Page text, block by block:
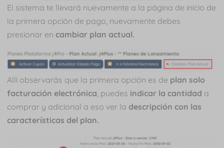
El sistema te llevará nuevamente a la página de inicio de
la primera opción de pago, nuevamente debes
presionar en cambiar plan actual.
Allí observarás que la primera opción es de plan solo
facturación electrónica , puedes indicar la cantidad a
comprar y adicional a eso ver la descripción con las
características del plan.